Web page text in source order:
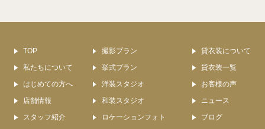
TOP
私たちについて
はじめての方へ
店舗情報
スタッフ紹介
撮影プラン
挙式プラン
洋装スタジオ
和装スタジオ
ロケーションフォト
貸衣装について
貸衣装一覧
お客様の声
ニュース
ブログ